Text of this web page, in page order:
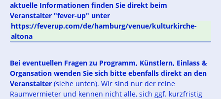
aktuelle Informationen finden Sie direkt beim
Veranstalter "fever-up" unter
https://feverup.com/de/hamburg/venue/kulturkirche-
altona
Bei eventuellen Fragen zu Programm, Künstlern, Einlass &
Organsation wenden Sie sich bitte ebenfalls direkt an den
Veranstalter (siehe unten). Wir sind nur der reine
Raumvermieter und kennen nicht alle, sich ggf. kurzfristig